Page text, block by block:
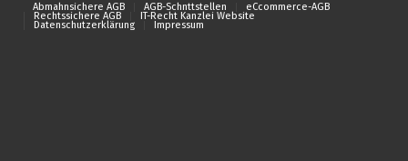
Abmahnsichere AGB
AGB-Schnttstellen eCcommerce-AGB
Rechtssichere AGB IT-Recht Kanzlei Website
Datenschutzerklärung Impressum